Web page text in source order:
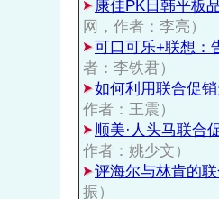
康佳PK日韩平板
网，作者：李亮）
可口可乐+联想：
者：李铁君）
如何利用联合促
作者：王震）
顺美·人头马联
作者：姚少文）
评海尔与林肯的
振）